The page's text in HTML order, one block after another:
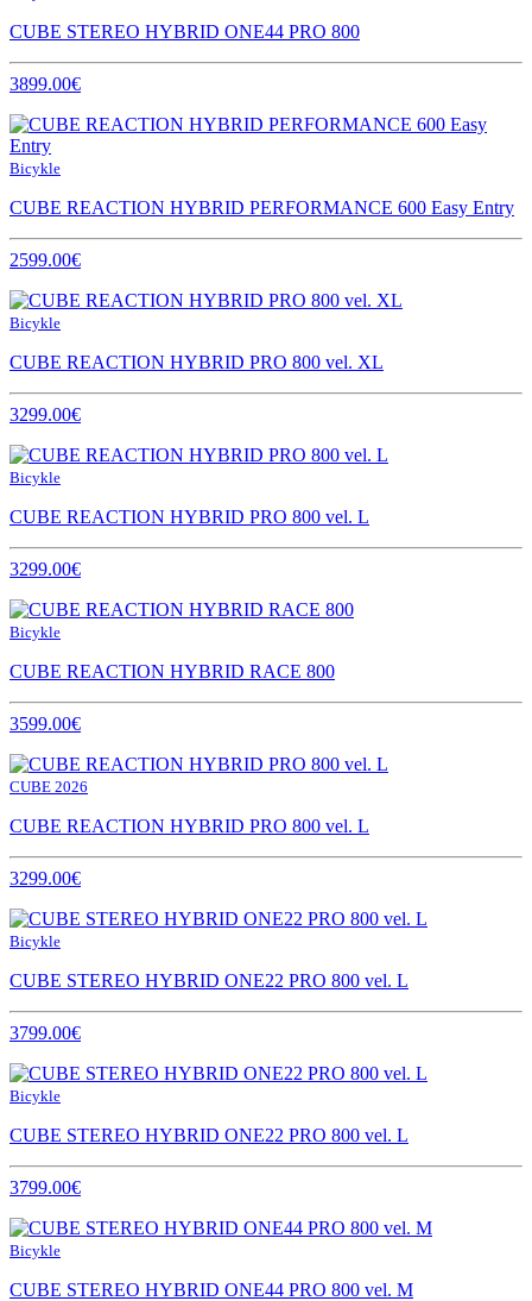
CUBE STEREO HYBRID ONE44 PRO 800
3899.00€
Bicykle
CUBE REACTION HYBRID PERFORMANCE 600 Easy Entry
2599.00€
Bicykle
CUBE REACTION HYBRID PRO 800 vel. XL
3299.00€
Bicykle
CUBE REACTION HYBRID PRO 800 vel. L
3299.00€
Bicykle
CUBE REACTION HYBRID RACE 800
3599.00€
CUBE 2026
CUBE REACTION HYBRID PRO 800 vel. L
3299.00€
Bicykle
CUBE STEREO HYBRID ONE22 PRO 800 vel. L
3799.00€
Bicykle
CUBE STEREO HYBRID ONE22 PRO 800 vel. L
3799.00€
Bicykle
CUBE STEREO HYBRID ONE44 PRO 800 vel. M